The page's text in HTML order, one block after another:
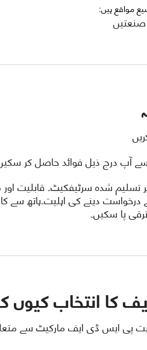
مواقع ہیں:
آپ درج ذیل فوائد حاصل کر
شدہ سرٹیفکیٹ۔ قابلیت اور
درخواست دینے کی اہلیت۔ہاتھ سے
پا سکیں۔
کا انتخاب کیوں
پی ایس ڈی ایف مارکیٹ سے